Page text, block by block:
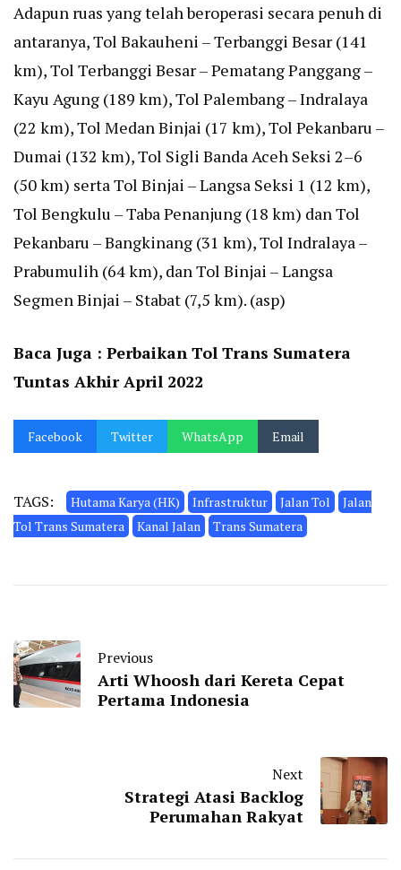
Adapun ruas yang telah beroperasi secara penuh di
antaranya, Tol Bakauheni – Terbanggi Besar (141
km), Tol Terbanggi Besar – Pematang Panggang –
Kayu Agung (189 km), Tol Palembang – Indralaya
(22 km), Tol Medan Binjai (17 km), Tol Pekanbaru –
Dumai (132 km), Tol Sigli Banda Aceh Seksi 2–6
(50 km) serta Tol Binjai – Langsa Seksi 1 (12 km),
Tol Bengkulu – Taba Penanjung (18 km) dan Tol
Pekanbaru – Bangkinang (31 km), Tol Indralaya –
Prabumulih (64 km), dan Tol Binjai – Langsa
Segmen Binjai – Stabat (7,5 km). (asp)
Baca Juga : Perbaikan Tol Trans Sumatera
Tuntas Akhir April 2022
Facebook Twitter WhatsApp Email
TAGS: Hutama Karya (HK) Infrastruktur Jalan Tol
Jalan
Tol Trans Sumatera
Kanal Jalan Trans Sumatera
Previous
Arti Whoosh dari Kereta Cepat
Pertama Indonesia
Next
Strategi Atasi Backlog
Perumahan Rakyat